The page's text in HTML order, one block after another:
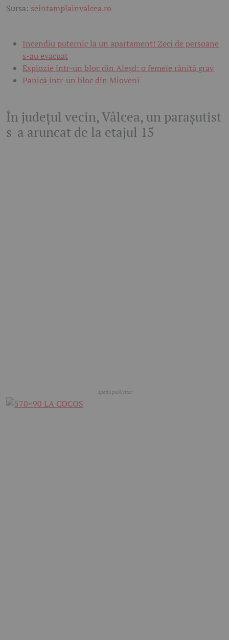
Sursa: seintamplainvalcea.ro
Incendiu puternic la un apartament! Zeci de persoane
s-au evacuat
Explozie într-un bloc din Aleșd: o femeie rănită grav
Panică într-un bloc din Mioveni
În județul vecin, Vâlcea, un parașutist
s-a aruncat de la etajul 15